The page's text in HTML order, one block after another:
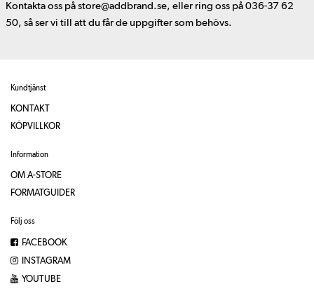
Kontakta oss på store@addbrand.se, eller ring oss på 036-37 62
50, så ser vi till att du får de uppgifter som behövs.
Kundtjänst
KONTAKT
KÖPVILLKOR
Information
OM A-STORE
FORMATGUIDER
Följ oss
FACEBOOK
INSTAGRAM
YOUTUBE